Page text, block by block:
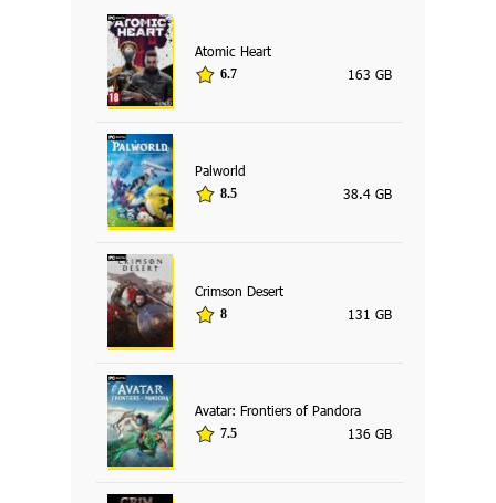
Atomic Heart
6.7 163 GB
Palworld
8.5 38.4 GB
Crimson Desert
8 131 GB
Avatar: Frontiers of Pandora
7.5 136 GB